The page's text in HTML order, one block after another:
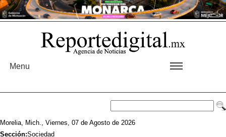
Menu
Morelia, Mich., Viernes, 07 de Agosto de 2026
Sección:Sociedad